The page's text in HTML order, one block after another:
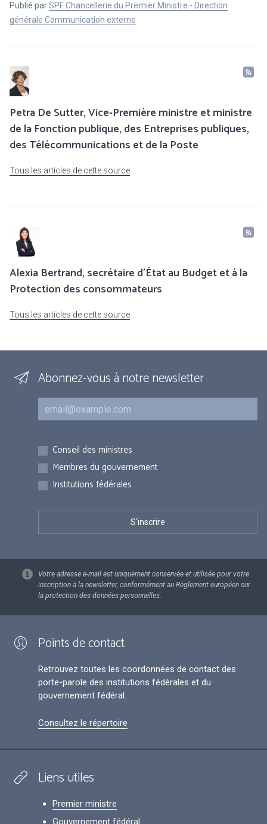
Publié parSPF Chancellerie du Premier Ministre - Direction
générale Communication externe
Petra De Sutter, Vice-Première ministre et ministre
de la Fonction publique, des Entreprises publiques,
des Télécommunications et de la Poste
Tous les articles de cette source
Alexia Bertrand, secrétaire d’État au Budget et à la
Protection des consommateurs
Tous les articles de cette source
Abonnez-vous à notre newsletter
Courriel
Inscriptions
Conseil des ministres
Membres du gouvernement
Institutions fédérales
Votre adresse e-mail est uniquement conservée et utilisée pour votre
inscription à la newsletter, conformément au Règlement européen sur
la protection des données personnelles.
Points de contact
Retrouvez toutes les coordonnées de contact des
porte-parole des institutions fédérales et du
gouvernement fédéral.
Consultez le répertoire
Liens utiles
Premier ministre
Gouvernement fédéral